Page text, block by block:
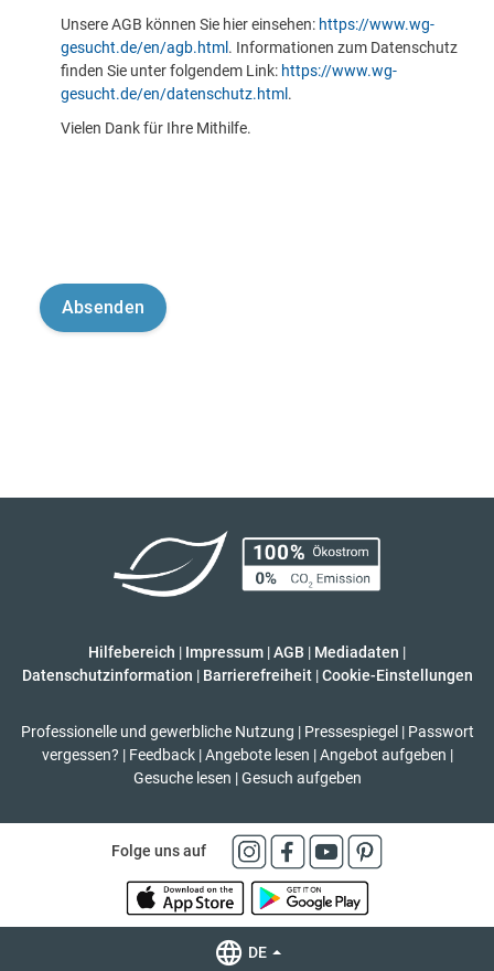
Unsere AGB können Sie hier einsehen: https://www.wg-
gesucht.de/en/agb.html . Informationen zum Datenschutz
finden Sie unter folgendem Link: https://www.wg-
gesucht.de/en/datenschutz.html .
Vielen Dank für Ihre Mithilfe.
Hilfebereich | Impressum |AGB | Mediadaten |
Datenschutzinformation | Barrierefreiheit | Cookie-Einstellungen
Professionelle und gewerbliche Nutzung | Pressespiegel | Passwort
vergessen? | Feedback | Angebote lesen | Angebot aufgeben |
Gesuche lesen | Gesuch aufgeben
Folge uns auf
DE